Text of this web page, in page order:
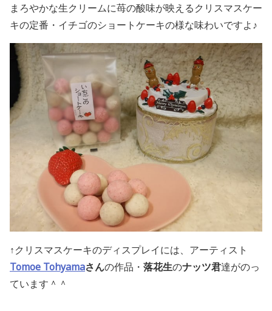
まろやかな生クリームに苺の酸味が映えるクリスマスケー
キの定番・イチゴのショートケーキの様な味わいですよ♪
↑クリスマスケーキのディスプレイには、アーティスト
Tomoe Tohyamaさんの作品・ 落花生のナッツ君達がのっ
ています＾＾